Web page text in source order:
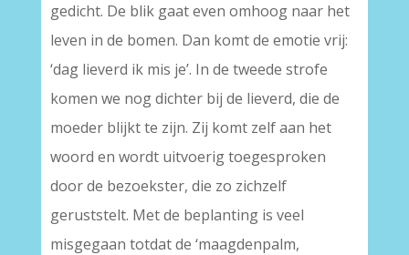
gedicht. De blik gaat even omhoog naar het
leven in de bomen. Dan komt de emotie vrij:
‘dag lieverd ik mis je’. In de tweede strofe
komen we nog dichter bij de lieverd, die de
moeder blijkt te zijn. Zij komt zelf aan het
woord en wordt uitvoerig toegesproken
door de bezoekster, die zo zichzelf
geruststelt. Met de beplanting is veel
misgegaan totdat de ‘maagdenpalm,